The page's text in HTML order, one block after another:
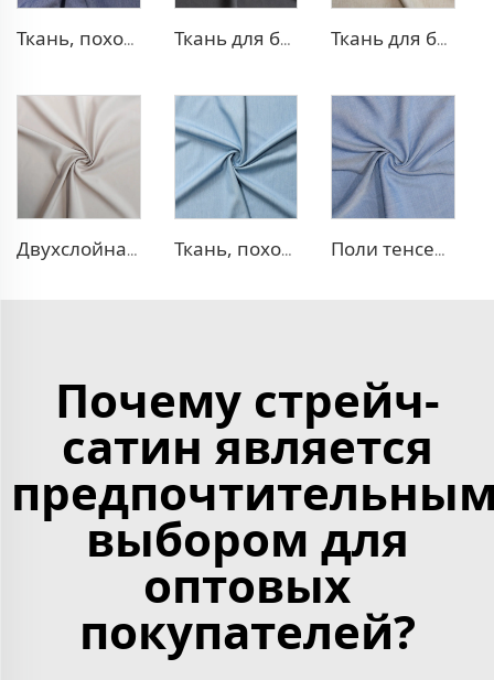
Ткань, похожая на деним, из полиэстера и вискозы Ткань для блейзера TR с эффектом стрейч Ткань для блейзера TR, похожая на лен
Двухслойная ткань для платья TR Ткань, похожая на деним, TR Поли тенсел деним — ткань, похожая на джинсовую
Почему стрейч-
сатин является
выбором для
оптовых
покупателей?